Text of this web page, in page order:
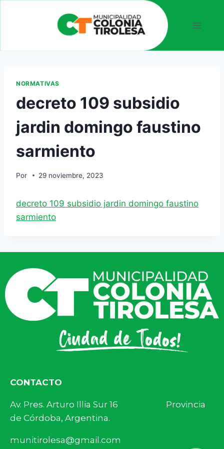
NORMATIVAS
decreto 109 subsidio
jardin domingo faustino
sarmiento
Por 29 noviembre, 2023
decreto 109 subsidio jardin domingo faustino
sarmiento
CONTACTO
Av. Pres. Arturo Illia Sur 16 Provincia
de Córdoba, Argentina.
munitirolesa@gmail.com